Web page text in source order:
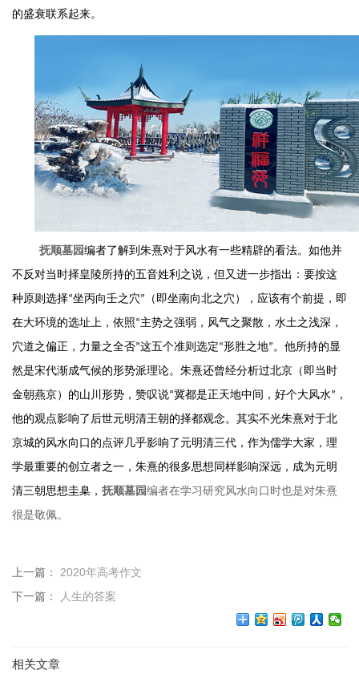
的盛衰联系起来。
抚顺墓园编者了解到朱熹对于风水有一些精辟的看法。如他并
不反对当时择皇陵所持的五音姓利之说，但又进一步指出：要按这
种原则选择“坐丙向壬之穴”（即坐南向北之穴），应该有个前提，即
在大环境的选址上，依照“主势之强弱，风气之聚散，水土之浅深，
穴道之偏正，力量之全否”这五个准则选定“形胜之地”。他所持的显
然是宋代渐成气候的形势派理论。朱熹还曾经分析过北京（即当时
金朝燕京）的山川形势，赞叹说“冀都是正天地中间，好个大风水”，
他的观点影响了后世元明清王朝的择都观念。其实不光朱熹对于北
京城的风水向口的点评几乎影响了元明清三代，作为儒学大家，理
学最重要的创立者之一，朱熹的很多思想同样影响深远，成为元明
清三朝思想圭臬， 抚顺墓园编者在学习研究风水向口时也是对朱熹
很是敬佩。
上一篇： 2020年高考作文
下一篇：
人生的答案
相关文章